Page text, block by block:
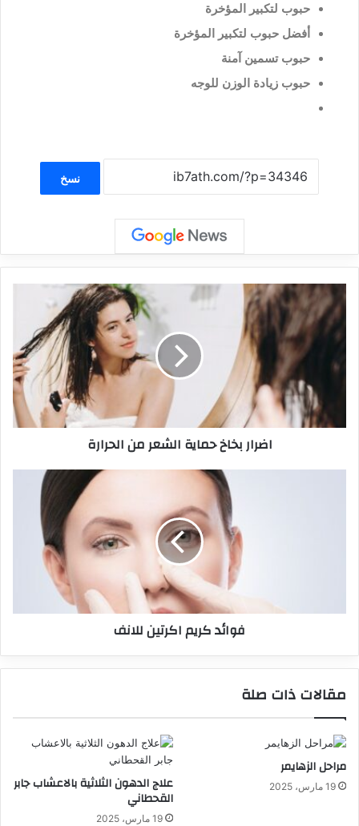
حبوب لتكبير المؤخرة
أفضل حبوب لتكبير المؤخرة
حبوب تسمين آمنة
حبوب زيادة الوزن للوجه
نسخ
اضرار بخاخ حماية الشعر من الحرارة
فوائد كريم اكرتين للانف
مقالات ذات صلة
مراحل الزهايمر
19 مارس، 2025 علاج الدهون الثلاثية بالاعشاب جابر
القحطاني
19 مارس، 2025